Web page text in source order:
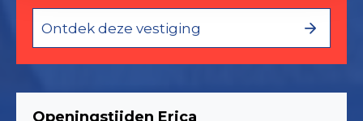
Ontdek deze vestiging
Openingstijden Erica